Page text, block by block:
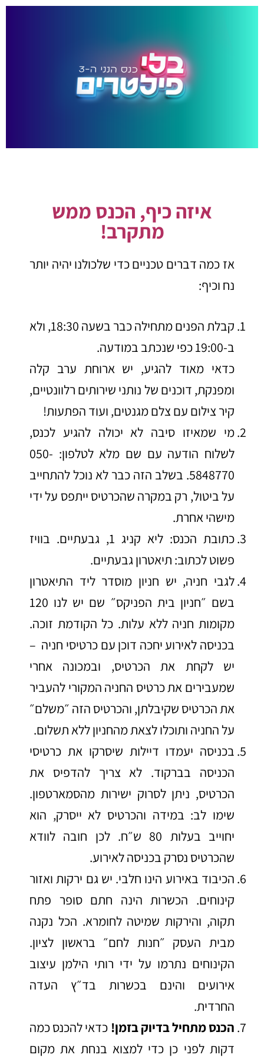
איזה כיף, הכנס ממש
מתקרב!
אז כמה דברים טכניים כדי שלכולנו יהיה יותר
נח וכיף:
קבלת הפנים מתחילה כבר בשעה 18:30, ולא
ב-19:00 כפי שנכתב במודעה.
כדאי מאוד להגיע, יש ארוחת ערב קלה
ומפנקת, דוכנים של נותני שירותים רלוונטיים,
קיר צילום עם צלם מגנטים, ועוד הפתעות!
מי שמאיזו סיבה לא יכולה להגיע לכנס,
לשלוח הודעה עם שם מלא לטלפון: 050-
5848770. בשלב הזה כבר לא נוכל להתחייב
על ביטול, רק במקרה שהכרטיס ייתפס על ידי
מישהי אחרת.
כתובת הכנס: ליא קניג 1, גבעתיים. בוויז
פשוט לכתוב: תיאטרון גבעתיים.
לגבי חניה, יש חניון מוסדר ליד התיאטרון
בשם ״חניון בית הפניקס״ שם יש לנו 120
מקומות חניה ללא עלות. כל הקודמת זוכה.
בכניסה לאירוע יחכה דוכן עם כרטיסי חניה –
יש לקחת את הכרטיס, ובמכונה אחרי
שמעבירים את כרטיס החניה המקורי להעביר
את הכרטיס שקיבלתן, והכרטיס הזה ״משלם״
על החניה ותוכלו לצאת מהחניון ללא תשלום.
בכניסה יעמדו דיילות שיסרקו את כרטיסי
הכניסה בברקוד. לא צריך להדפיס את
הכרטיס, ניתן לסרוק ישירות מהסמארטפון.
שימו לב: במידה והכרטיס לא ייסרק, הוא
יחוייב בעלות 80 ש״ח. לכן חובה לוודא
שהכרטיס נסרק בכניסה לאירוע.
הכיבוד באירוע הינו חלבי. יש גם ירקות ואזור
קינוחים. הכשרות הינה חתם סופר פתח
תקוה, והירקות שמיטה לחומרא. הכל נקנה
מבית העסק ״חנות לחם״ בראשון לציון.
הקינוחים נתרמו על ידי רותי הילמן עיצוב
אירועים והינם בכשרות בד״ץ העדה
החרדית.
הכנס מתחיל בדיוק בזמן! כדאי להכנס כמה
דקות לפני כן כדי למצוא בנחת את מקום